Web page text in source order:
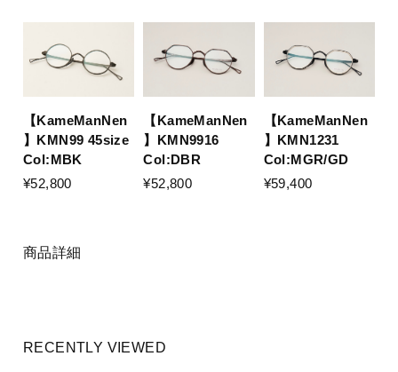
【KameManNen
】KMN99 45size
Col:MBK
¥52,800
【KameManNen
】KMN9916
Col:DBR
¥52,800
【KameManNen
】KMN1231
Col:MGR/GD
¥59,400
商品詳細
RECENTLY VIEWED